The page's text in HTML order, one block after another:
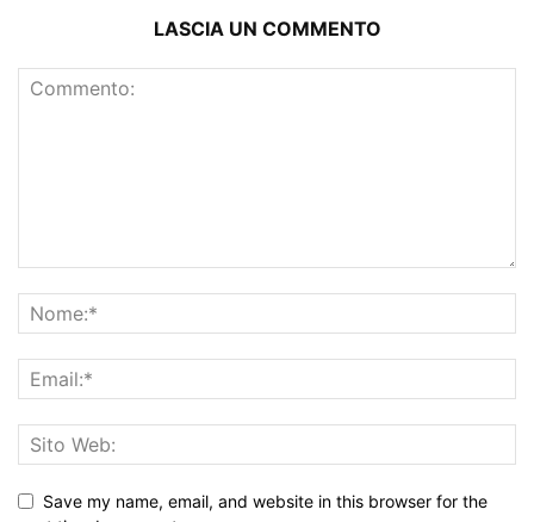
LASCIA UN COMMENTO
Save my name, email, and website in this browser for the